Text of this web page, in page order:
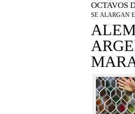
OCTAVOS
se alargan